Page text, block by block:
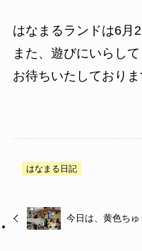
はなまるランドは6月
また、遊びにいらして
お待ちいたしておりま
はなまる日記
今日は、黄色ちゅ